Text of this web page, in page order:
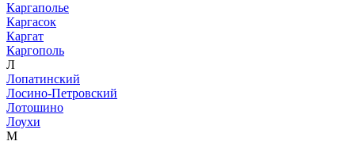
Каргаполье
Каргасок
Каргат
Каргополь
Л
Лопатинский
Лосино-Петровский
Лотошино
Лоухи
М